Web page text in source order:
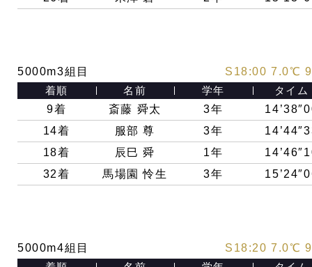
5000m3組目 S18:00 7.0℃
着順
名前 学年
タイム
9着
斎藤 舜太 3年
14着
服部 尊 3年
18着
辰巳 舜 1年
32着
馬場園 怜生 3年
5000m4組目 S18:20 7.0℃